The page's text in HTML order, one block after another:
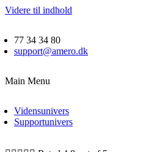
Videre til indhold
77 34 34 80
support@amero.dk
Main Menu
Vidensunivers
Supportunivers